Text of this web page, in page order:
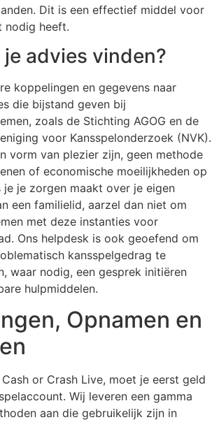
Dit is een effectief middel voor
nodig heeft.
je advies vinden?
koppelingen en gegevens naar
die bijstand geven bij
zoals de Stichting AGOG en de
voor Kansspelonderzoek (NVK).
vorm van plezier zijn, geen methode
of economische moeilijkheden op
je je zorgen maakt over je eigen
een familielid, aarzel dan niet om
met deze instanties voor
Ons helpdesk is ook geoefend om
kansspelgedrag te
waar nodig, een gesprek initiëren
hulpmiddelen.
Opnamen en
or Crash Live, moet je eerst geld
Wij leveren een gamma
aan die gebruikelijk zijn in